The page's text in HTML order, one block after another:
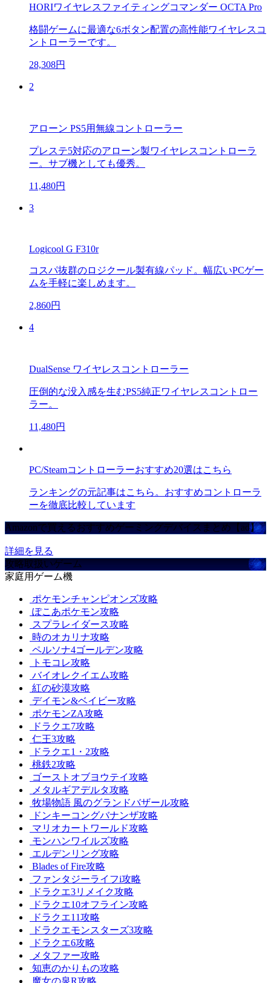
HORIワイヤレスファイティングコマンダー OCTA Pro
格闘ゲームに最適な6ボタン配置の高性能ワイヤレスコ
ントローラーです。
28,308円
2
アローン PS5用無線コントローラー
プレステ5対応のアローン製ワイヤレスコントローラ
ー。サブ機としても優秀。
11,480円
3
Logicool G F310r
コスパ抜群のロジクール製有線パッド。幅広いPCゲー
ムを手軽に楽しめます。
2,860円
4
DualSense ワイヤレスコントローラー
圧倒的な没入感を生むPS5純正ワイヤレスコントロー
ラー。
11,480円
PC/Steamコントローラーおすすめ20選はこちら
ランキングの元記事はこちら。おすすめコントローラ
ーを徹底比較しています
Amazonで買えるおすすめゲーミングデバイスまとめ【ad】
詳細を見る
攻略取扱いゲーム
家庭用ゲーム機
ポケモンチャンピオンズ攻略
ぽこあポケモン攻略
スプラレイダース攻略
時のオカリナ攻略
ペルソナ4ゴールデン攻略
トモコレ攻略
バイオレクイエム攻略
紅の砂漠攻略
デイモン&ベイビー攻略
ポケモンZA攻略
ドラクエ7攻略
仁王3攻略
ドラクエ1・2攻略
桃鉄2攻略
ゴーストオブヨウテイ攻略
メタルギアデルタ攻略
牧場物語 風のグランドバザール攻略
ドンキーコングバナンザ攻略
マリオカートワールド攻略
モンハンワイルズ攻略
エルデンリング攻略
Blades of Fire攻略
ファンタジーライフi攻略
ドラクエ3リメイク攻略
ドラクエ10オフライン攻略
ドラクエ11攻略
ドラクエモンスターズ3攻略
ドラクエ6攻略
メタファー攻略
知恵のかりもの攻略